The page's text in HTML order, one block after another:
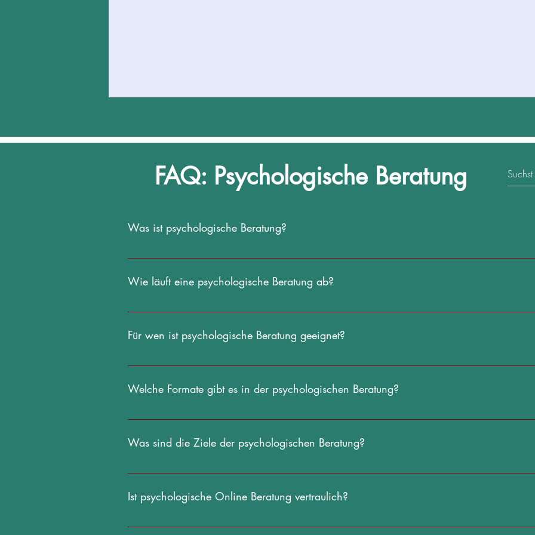
FAQ: Psychologische Beratung
Was ist psychologische Beratung?
Psychologische Online Beratung ist ein professioneller Dienst, der Individuen und Gruppen hilft,
Wachstum zu fördern.
Wie läuft eine psychologische Beratung ab?
Die psychologische Online Beratung umfasst vertrauliche Gespräche, in denen mit Empathie und
Bewältigung entwickelt.
Für wen ist psychologische Beratung geeignet?
Sie ist für jeden geeignet, der Unterstützung bei der Bewältigung von psychischen, emotionalen oder
Welche Formate gibt es in der psychologischen Beratung?
Psychologische Online Beratung kann als Einzel-, Paar-, Familien- oder Gruppengespräch
Was sind die Ziele der psychologischen Beratung?
Ziele sind die Verbesserung des psychischen Wohlbefindens, die Entwicklung von
Ist psychologische Online Beratung vertraulich?
Ja, die Gespräche sind streng vertraulich, um eine sichere und offene Umgebung zu gewährleisten,